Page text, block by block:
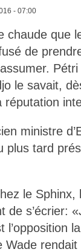
- 07:00
chaude que
de
Pétri
le savait,
ministre
plus tard
le Sphinx,
de s’écrier:
l’opposition
Wade rendait